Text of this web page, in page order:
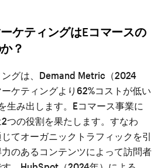
ケティングはEコマースの
？
グは、Demand Metric（2024
ケティングより62%コストが低い
生み出します。Eコマース事業に
つの役割を果たします。すなわ
てオーガニックトラフィックを引
のあるコンテンツによって訪問者